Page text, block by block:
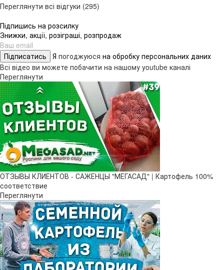
Переглянути всі відгуки (295)
Підпишись на розсилку
Знижки, акції, розіграші, розпродаж
Підписатись Я погоджуюся на обробку персональних даних
Всі відео ви можете побачити на нашому youtube каналі
Переглянути
ОТЗЫВЫ КЛИЕНТОВ - САЖЕНЦЫ "МЕГАСАД" | Картофель 100%
соответствие
Переглянути